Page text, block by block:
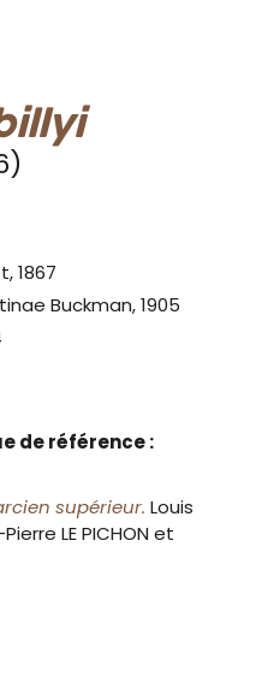
1867
Buckman, 1905
de référence :
supérieur. Louis
Pierre LE PICHON et